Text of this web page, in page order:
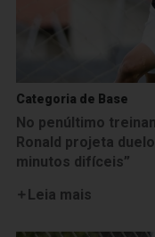
Categoria de Base
No penúltimo
Ronald projeta
minutos difíceis”
Leia mais